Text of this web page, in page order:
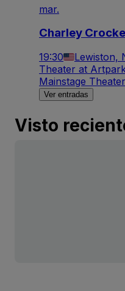
mar.
Charley
19:30 Lewiston,
Theater at
Mainstage
Ver entradas
Visto